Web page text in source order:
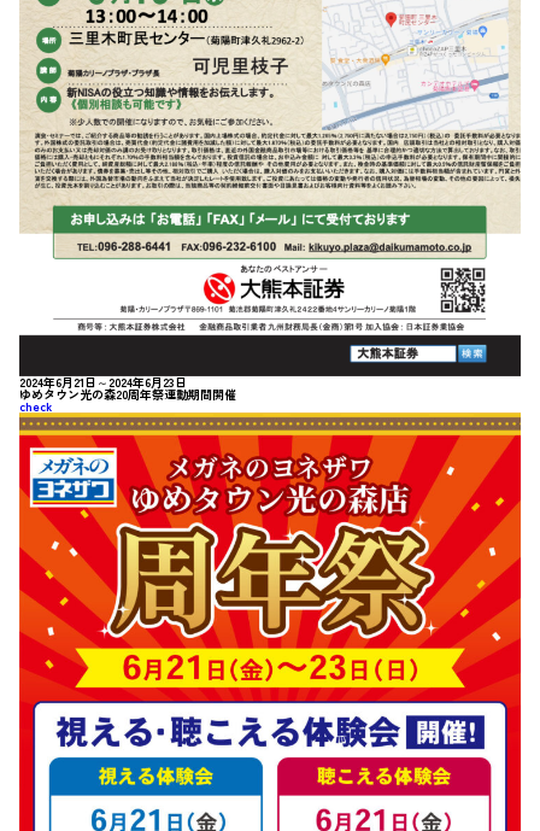
2024年6月21日～2024年6月23日
ゆめタウン光の森20周年祭連動期間開催
check